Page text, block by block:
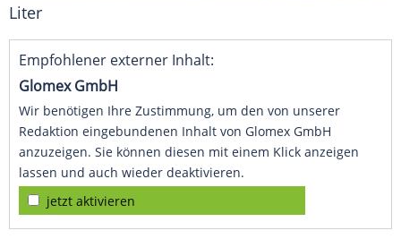
Liter
Empfohlener externer Inhalt:
Glomex GmbH
Wir benötigen Ihre Zustimmung, um den von unserer
Redaktion eingebundenen Inhalt von Glomex GmbH
anzuzeigen. Sie können diesen mit einem Klick anzeigen
lassen und auch wieder deaktivieren.
jetzt aktivieren